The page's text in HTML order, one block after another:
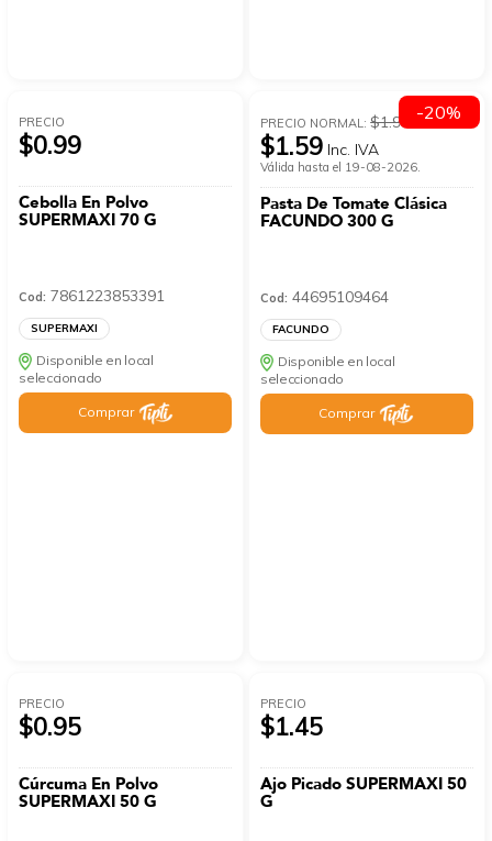
PRECIO
$0.99
Cebolla En Polvo
SUPERMAXI 70 G
Cod: 7861223853391
SUPERMAXI
Disponible en local
seleccionado
Comprar
PRECIO NORMAL:$1.99
$1.59 Inc. IVA
Válida hasta el 19-08-2026.
Pasta De Tomate Clásica
FACUNDO 300 G
Cod: 44695109464
FACUNDO
Disponible en local
seleccionado
Comprar
-20%
PRECIO
$0.95
Cúrcuma En Polvo
SUPERMAXI 50 G
PRECIO
$1.45
Ajo Picado SUPERMAXI 50
G